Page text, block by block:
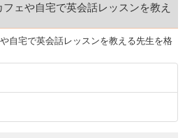
ェや自宅で英会話レッスンを教え
自宅で英会話レッスンを教える先生を格